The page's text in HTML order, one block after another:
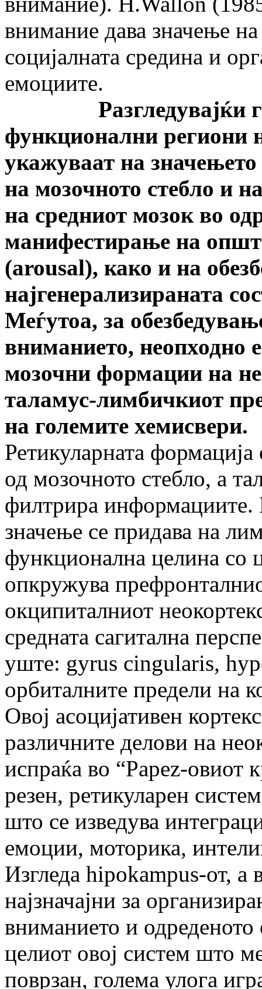
внимание дава значење
социјалната средина и
емоциите.
Разгледувајќи го
функционални региони
укажуваат на
на мозочното стебло и
на средниот мозок во
манифестирање на
(arousal), како и на
најгенерализираната
Меѓутоа, за
вниманието, неопходно
мозочни формации на
таламус-лимбичкиот
на големите хемисвери.
Ретикуларната
од мозочното стебло, а
филтрира информациите.
значење се придава на
функционална целина со
опкружува
окципиталниот
средната сагитална
уште: gyrus cingularis,
орбиталните предели на
Овој асоцијативен
различните делови на
испраќа во “Papez-овиот
резен, ретикуларен
што се изведува
емоции, моторика,
Изгледа hipokampus-от, а
најзначајни за
вниманието и
целиот овој систем што
поврзан, голема улога